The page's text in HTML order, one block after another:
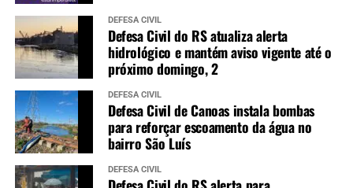
DEFESA CIVIL
Defesa Civil do RS atualiza alerta
hidrológico e mantém aviso vigente até o
próximo domingo, 2
DEFESA CIVIL
Defesa Civil de Canoas instala bombas
para reforçar escoamento da água no
bairro São Luís
DEFESA CIVIL